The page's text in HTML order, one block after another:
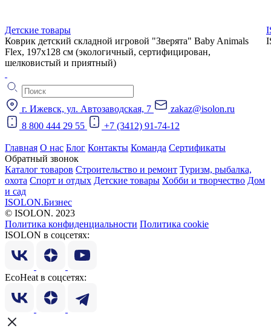
Детские товары
Коврик детский складной игровой "Зверята" Baby Animals
Flex, 197х128 см (экологичный, сертифицирован,
шелковистый и приятный)
г. Ижевск, ул. Автозаводская, 7
zakaz@isolon.ru
8 800 444 29 55
+7 (3412) 91-74-12
Главная О нас Блог Контакты Команда Сертификаты
Обратный звонок
Каталог товаров Строительство и ремонт Туризм, рыбалка,
охота Спорт и отдых Детские товары Хобби и творчество Дом
и сад
ISOLON.Бизнес
© ISOLON. 2023
Политика конфиденциальности Политика cookie
ISOLON в соцсетях:
EcoHeat в соцсетях: